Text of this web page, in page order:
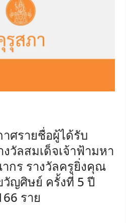
ศรายชื่อผู้ได้รับ
วัลสมเด็จเจ้าฟ้ามหา
กร รางวัลครูยิ่งคุณ
วัญศิษย์ ครั้งที่ 5 ปี
ราย